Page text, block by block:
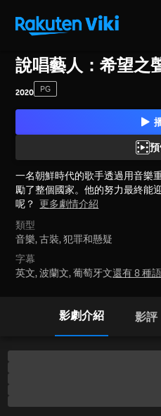
說唱藝人：希望之
2020 PG
一名朝鮮時代的歌手透過用音樂
勵了整個國家。他的努力最終能
呢？ 更多劇情介紹
類型
音樂,古裝,犯罪和懸疑
字幕
英文, 波蘭文, 葡萄牙文還有 8 種
影劇介紹 影評